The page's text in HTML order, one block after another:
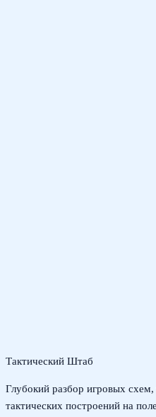
Тактический Штаб
Глубокий разбор игровых
тактических построений на